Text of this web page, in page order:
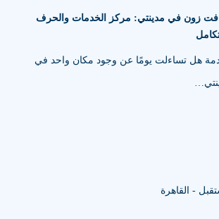
زون في مدينتي: مركز الخدمات والحرف
هل تساءلت يومًا عن وجود مكان واحد في
- القاهرة